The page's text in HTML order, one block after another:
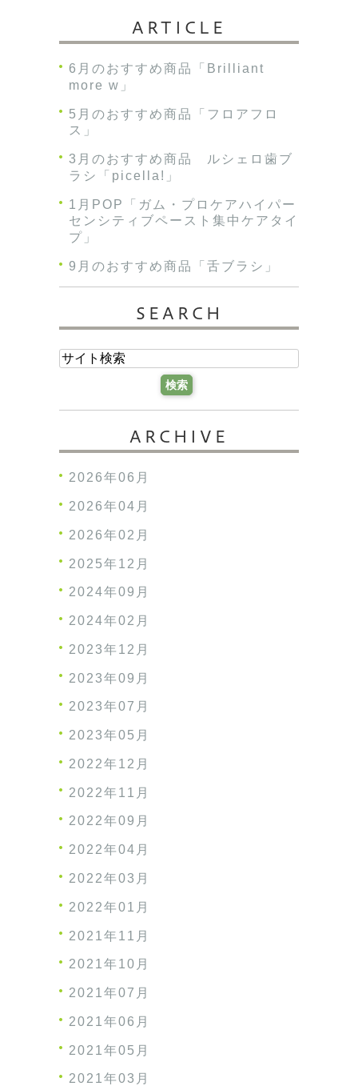
ARTICLE
6月のおすすめ商品「Brilliant
more w」
5月のおすすめ商品「フロアフロ
ス」
3月のおすすめ商品 ルシェロ歯ブ
ラシ「picella!」
1月POP「ガム・プロケアハイパー
センシティブペースト集中ケアタイ
プ」
9月のおすすめ商品「舌ブラシ」
SEARCH
ARCHIVE
2026年06月
2026年04月
2026年02月
2025年12月
2024年09月
2024年02月
2023年12月
2023年09月
2023年07月
2023年05月
2022年12月
2022年11月
2022年09月
2022年04月
2022年03月
2022年01月
2021年11月
2021年10月
2021年07月
2021年06月
2021年05月
2021年03月